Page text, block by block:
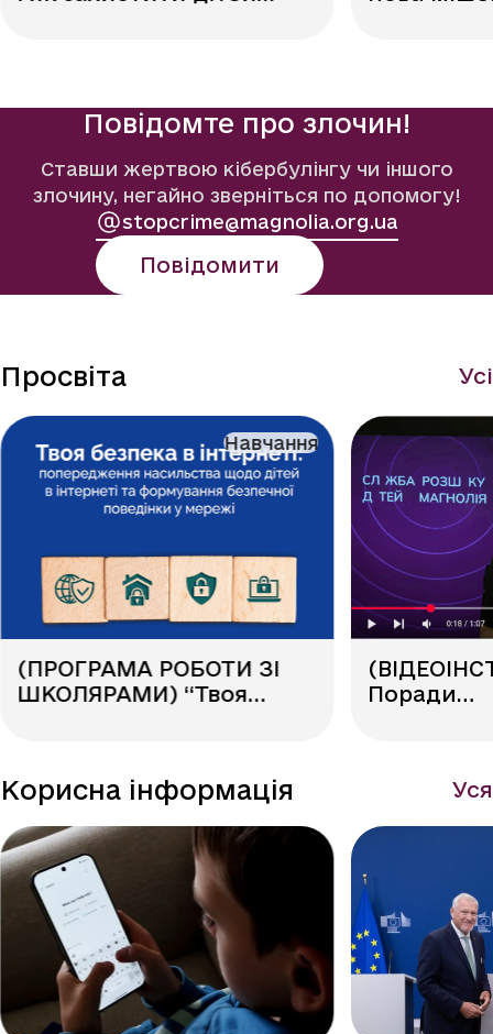
Повідомте про злочин!
Ставши жертвою кібербулінгу чи іншого
злочину, негайно зверніться по допомогу!
stopcrime@magnolia.org.ua
Повідомити
Просвіта Усі
Навчання
(ПРОГРАМА РОБОТИ ЗІ
ШКОЛЯРАМИ) “Твоя
Поради
Корисна інформація Уся